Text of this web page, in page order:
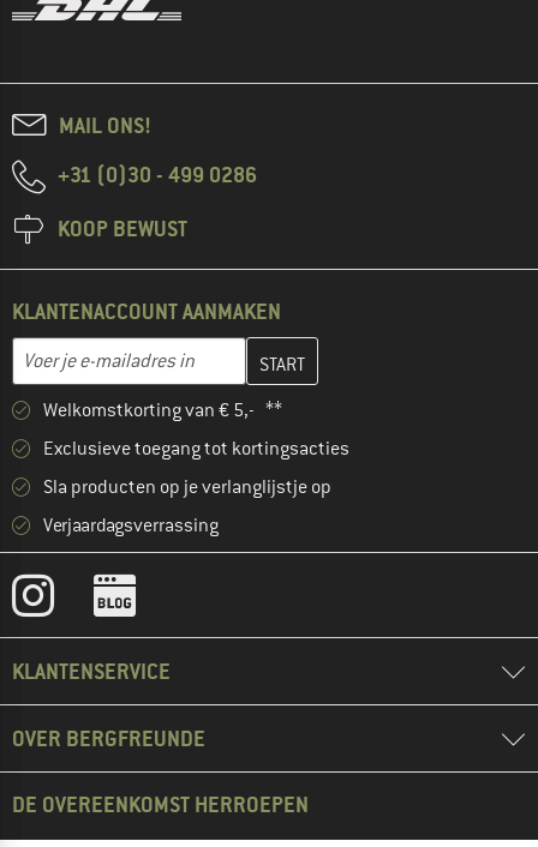
MAIL ONS!
+31 (0)30 - 499 0286
KOOP BEWUST
KLANTENACCOUNT AANMAKEN
E-mailadres
Vul je e-mailadres hier in en maak in de volgende stap je
Welkomstkorting van € 5,- **
Exclusieve toegang tot kortingsacties
Sla producten op je verlanglijstje op
Verjaardagsverrassing
KLANTENSERVICE
OVER BERGFREUNDE
DE OVEREENKOMST HERROEPEN